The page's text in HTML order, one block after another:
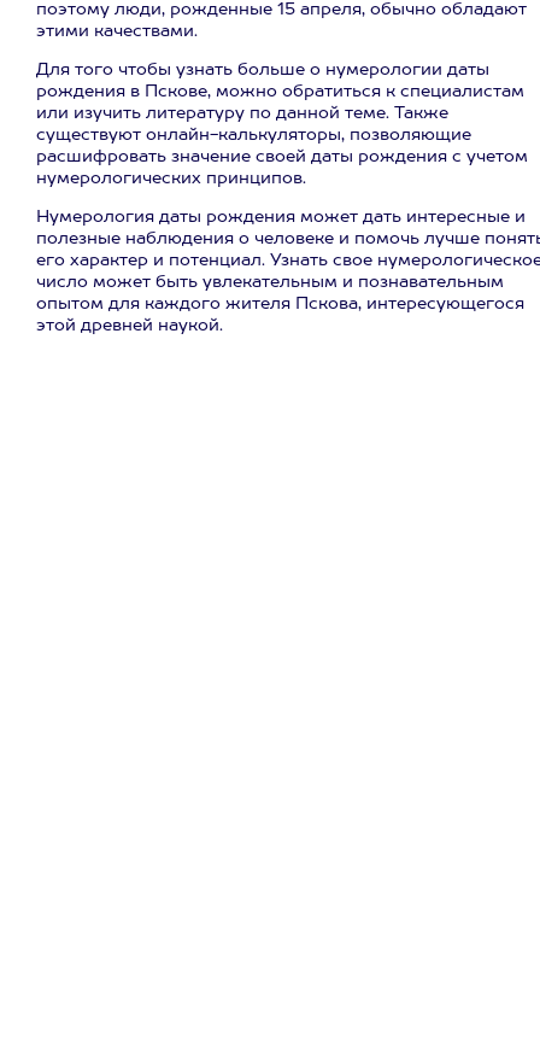
поэтому люди, рожденные 15 апреля, обычно обладают
этими качествами.
Для того чтобы узнать больше о нумерологии даты
рождения в Пскове, можно обратиться к специалистам
или изучить литературу по данной теме. Также
существуют онлайн-калькуляторы, позволяющие
расшифровать значение своей даты рождения с учетом
нумерологических принципов.
Нумерология даты рождения может дать интересные и
полезные наблюдения о человеке и помочь лучше
его характер и потенциал. Узнать свое
число может быть увлекательным и познавательным
опытом для каждого жителя Пскова, интересующегося
этой древней наукой.